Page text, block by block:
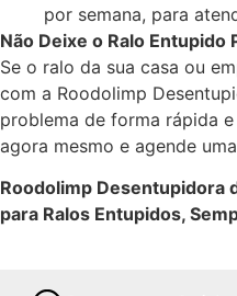
por semana, para
Não Deixe o Ralo Entupido
Se o ralo da sua casa ou
com a Roodolimp
problema de forma rápida
agora mesmo e agende
Roodolimp Desentupidora
para Ralos Entupidos,